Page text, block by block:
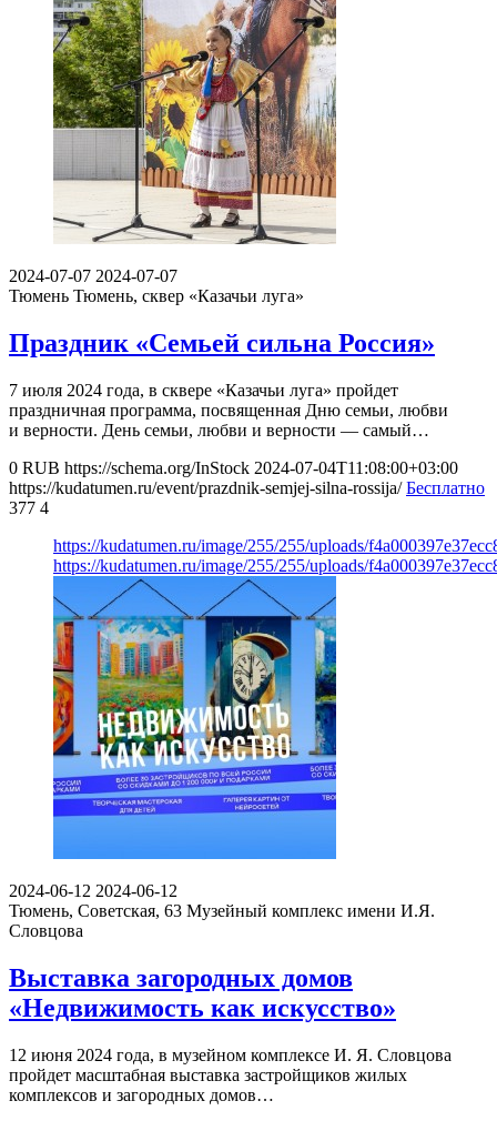
2024-07-07 2024-07-07
Тюмень Тюмень, сквер «Казачьи луга»
Праздник «Семьей сильна Россия»
7 июля 2024 года, в сквере «Казачьи луга» пройдет
праздничная программа, посвященная Дню семьи, любви
и верности. День семьи, любви и верности — самый…
0 RUB https://schema.org/InStock 2024-07-04T11:08:00+03:00
https://kudatumen.ru/event/prazdnik-semjej-silna-rossija/ Бесплатно
377 4
https://kudatumen.ru/image/255/255/uploads/
https://kudatumen.ru/image/255/255/uploads/
2024-06-12 2024-06-12
Тюмень, Советская, 63 Музейный комплекс имени И.Я.
Словцова
Выставка загородных домов
«Недвижимость как искусство»
12 июня 2024 года, в музейном комплексе И. Я. Словцова
пройдет масштабная выставка застройщиков жилых
комплексов и загородных домов…